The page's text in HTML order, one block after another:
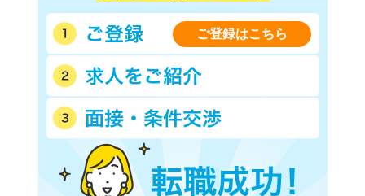
ご登録はこちら